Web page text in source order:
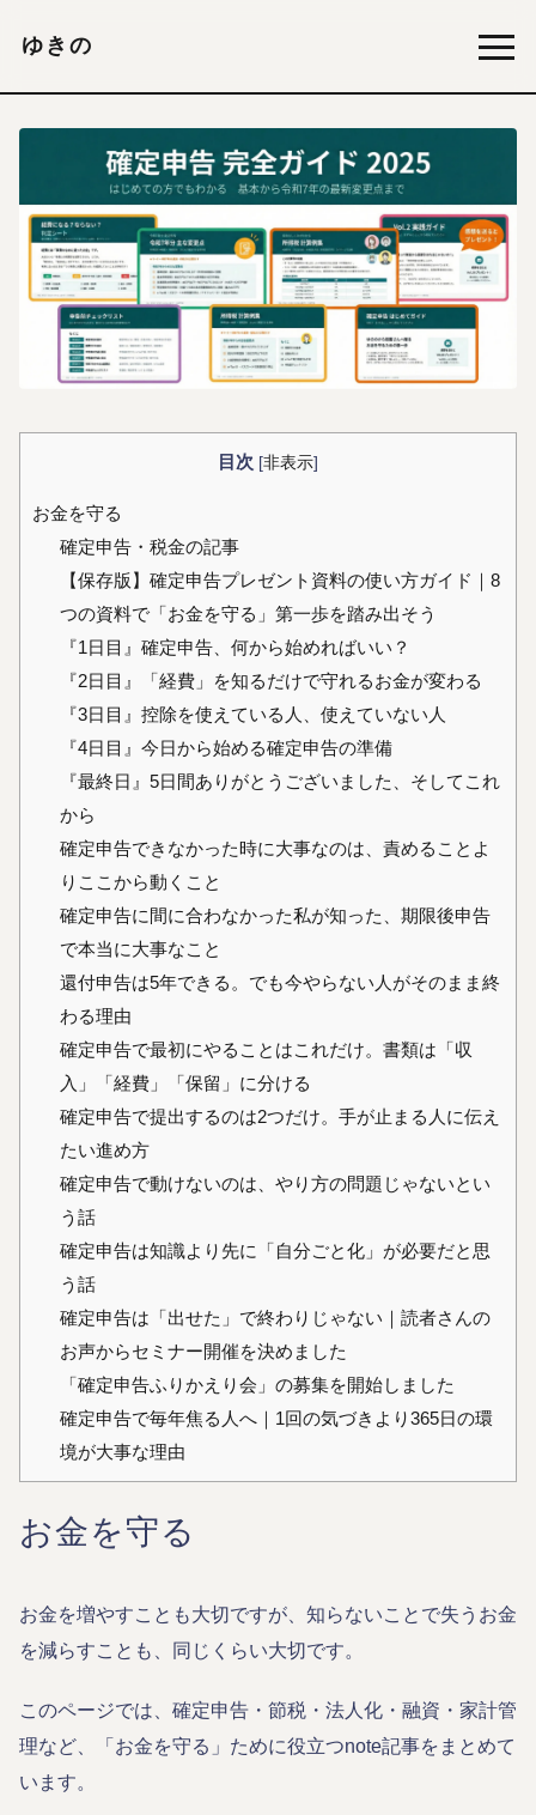
ゆきの
目次 [非表示]
お金を守る
確定申告・税金の記事
【保存版】確定申告プレゼント資料の使い方ガイド｜8
つの資料で「お金を守る」第一歩を踏み出そう
『1日目』確定申告、何から始めればいい？
『2日目』「経費」を知るだけで守れるお金が変わる
『3日目』控除を使えている人、使えていない人
『4日目』今日から始める確定申告の準備
『最終日』5日間ありがとうございました、そしてこれ
から
確定申告できなかった時に大事なのは、責めることよ
りここから動くこと
確定申告に間に合わなかった私が知った、期限後申告
で本当に大事なこと
還付申告は5年できる。でも今やらない人がそのまま終
わる理由
確定申告で最初にやることはこれだけ。書類は「収
入」「経費」「保留」に分ける
確定申告で提出するのは2つだけ。手が止まる人に伝え
たい進め方
確定申告で動けないのは、やり方の問題じゃないとい
う話
確定申告は知識より先に「自分ごと化」が必要だと思
う話
確定申告は「出せた」で終わりじゃない｜読者さんの
お声からセミナー開催を決めました
「確定申告ふりかえり会」の募集を開始しました
確定申告で毎年焦る人へ｜1回の気づきより365日の環
境が大事な理由
お金を守る
お金を増やすことも大切ですが、知らないことで失うお金
を減らすことも、同じくらい大切です。
このページでは、確定申告・節税・法人化・融資・家計管
理など、「お金を守る」ために役立つnote記事をまとめて
います。